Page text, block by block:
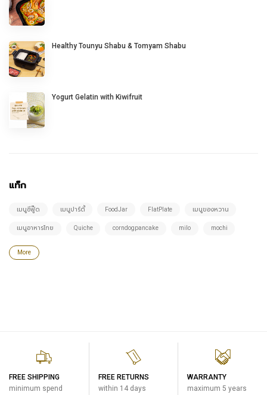
Healthy Tounyu Shabu & Tomyam Shabu
Yogurt Gelatin with Kiwifruit
แท็ก
เมนูซีฟู๊ด เมนูปาร์ตี้ FoodJar FlatPlate เมนูของหวาน
เมนูอาหารไทย Quiche corndogpancake milo mochi
More
FREE SHIPPING
minimum spend
FREE RETURNS
within 14 days
WARRANTY
maximum 5 years